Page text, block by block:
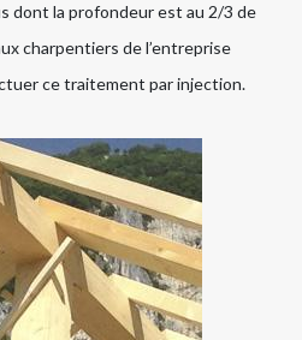
dont la profondeur est au 2/3 de
charpentiers de l’entreprise
ce traitement par injection.